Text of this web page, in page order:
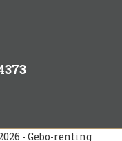
- Gebo-renting